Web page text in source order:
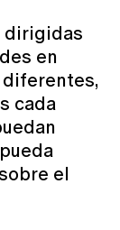
dirigidas
en
cada
el